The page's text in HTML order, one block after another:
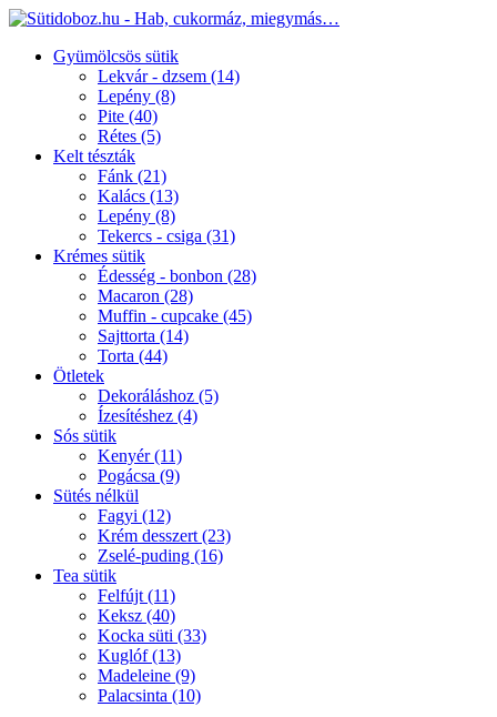
Gyümölcsös sütik
Lekvár - dzsem (14)
Lepény (8)
Pite (40)
Rétes (5)
Kelt tészták
Fánk (21)
Kalács (13)
Lepény (8)
Tekercs - csiga (31)
Krémes sütik
Édesség - bonbon (28)
Macaron (28)
Muffin - cupcake (45)
Sajttorta (14)
Torta (44)
Ötletek
Dekoráláshoz (5)
Ízesítéshez (4)
Sós sütik
Kenyér(11)
Pogácsa (9)
Sütés nélkül
Fagyi (12)
Krém desszert (23)
Zselé-puding (16)
Tea sütik
Felfújt (11)
Keksz (40)
Kocka süti (33)
Kuglóf(13)
Madeleine (9)
Palacsinta (10)